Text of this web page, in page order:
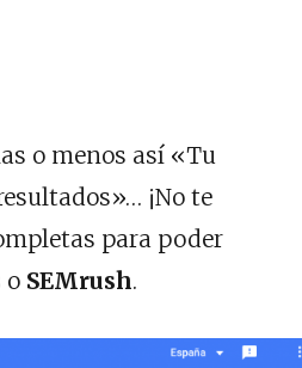
o menos así «Tu
¡No te
para poder
o SEMrush.